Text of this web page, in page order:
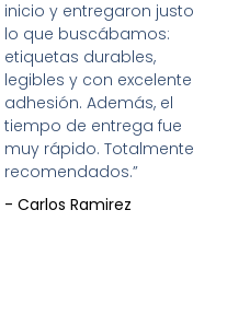
inicio y entregaron justo
lo que buscábamos:
etiquetas durables,
legibles y con excelente
adhesión. Además, el
tiempo de entrega fue
muy rápido. Totalmente
recomendados.”
- Carlos Ramirez